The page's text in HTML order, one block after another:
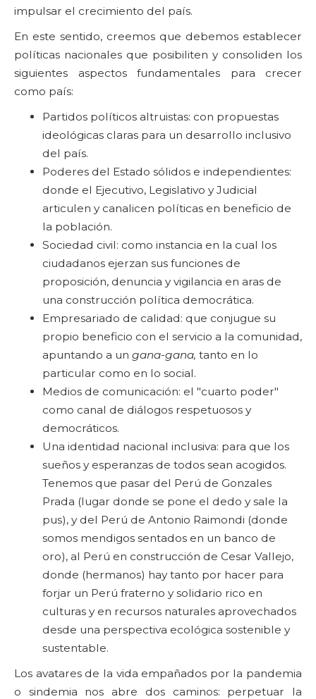
impulsar el crecimiento del país.
En este sentido, creemos que debemos establecer
políticas nacionales que posibiliten y consoliden los
siguientes aspectos fundamentales para crecer
como país:
Partidos políticos altruistas: con propuestas
ideológicas claras para un desarrollo inclusivo
del país.
Poderes del Estado sólidos e independientes:
donde el Ejecutivo, Legislativo y Judicial
articulen y canalicen políticas en beneficio de
la población.
Sociedad civil: como instancia en la cual los
ciudadanos ejerzan sus funciones de
proposición, denuncia y vigilancia en aras de
una construcción política democrática.
Empresariado de calidad: que conjugue su
propio beneficio con el servicio a la comunidad,
apuntando a un gana-gana, tanto en lo
particular como en lo social.
Medios de comunicación: el "cuarto poder"
como canal de diálogos respetuosos y
democráticos.
Una identidad nacional inclusiva: para que los
sueños y esperanzas de todos sean acogidos.
Tenemos que pasar del Perú de Gonzales
Prada (lugar donde se pone el dedo y sale la
pus), y del Perú de Antonio Raimondi (donde
somos mendigos sentados en un banco de
oro), al Perú en construcción de Cesar Vallejo,
donde (hermanos) hay tanto por hacer para
forjar un Perú fraterno y solidario rico en
culturas y en recursos naturales aprovechados
desde una perspectiva ecológica sostenible y
sustentable.
Los avatares de la vida empañados por la pandemia
o sindemia nos abre dos caminos: perpetuar la